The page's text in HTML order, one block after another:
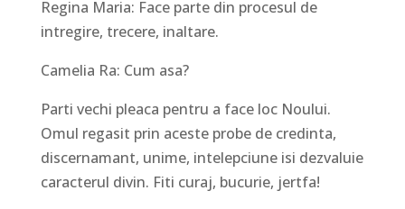
Regina Maria: Face parte din procesul de
intregire, trecere, inaltare.
Camelia Ra: Cum asa?
Parti vechi pleaca pentru a face loc Noului.
Omul regasit prin aceste probe de credinta,
discernamant, unime, intelepciune isi dezvaluie
caracterul divin. Fiti curaj, bucurie, jertfa!